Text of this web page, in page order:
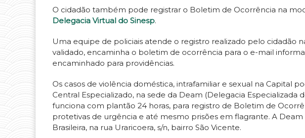
O cidadão também pode registrar o Boletim de Ocorrência na
Delegacia Virtual do Sinesp.
Uma equipe de policiais atende o registro realizado pelo cidadão
validado, encaminha o boletim de ocorrência para o e-mail
encaminhado para providências.
Os casos de violência doméstica, intrafamiliar e sexual na Capital
Central Especializado, na sede da Deam (Delegacia Especializada
funciona com plantão 24 horas, para registro de Boletim de
protetivas de urgência e até mesmo prisões em flagrante. A Deam
Brasileira, na rua Uraricoera, s/n, bairro São Vicente.